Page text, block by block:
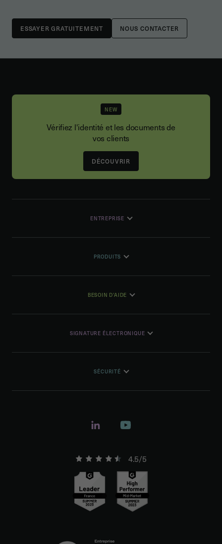
NOUS CONTACTER
NEW
Vérifiez l'identité et les documents de
vos clients
DÉCOUVRIR
ENTREPRISE
PRODUITS
BESOIN D'AIDE
SIGNATURE ÉLECTRONIQUE
SÉCURITÉ
4.5/5